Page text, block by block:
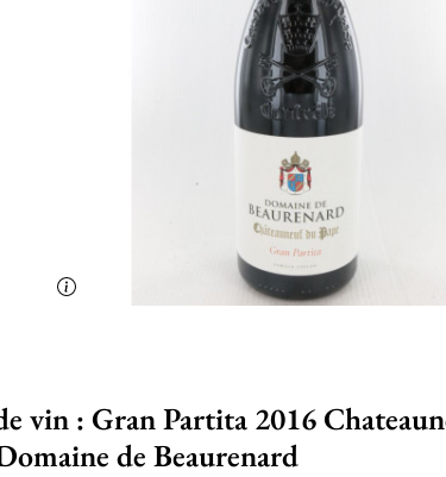
vin : Gran Partita 2016
de Beaurenard